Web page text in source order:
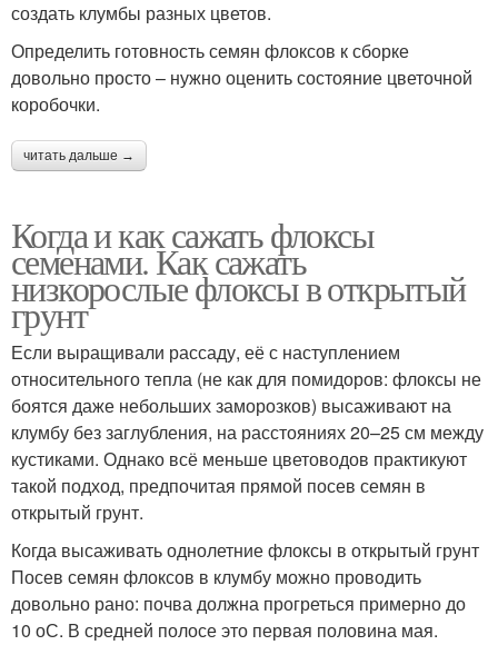
создать клумбы разных цветов.
Определить готовность семян флоксов к сборке
довольно просто – нужно оценить состояние цветочной
коробочки.
читать дальше →
Когда и как сажать флоксы
семенами. Как сажать
низкорослые флоксы в открытый
грунт
Если выращивали рассаду, её с наступлением
относительного тепла (не как для помидоров: флоксы не
боятся даже небольших заморозков) высаживают на
клумбу без заглубления, на расстояниях 20–25 см между
кустиками. Однако всё меньше цветоводов практикуют
такой подход, предпочитая прямой посев семян в
открытый грунт.
Когда высаживать однолетние флоксы в открытый грунт
Посев семян флоксов в клумбу можно проводить
довольно рано: почва должна прогреться примерно до
10 оС. В средней полосе это первая половина мая.